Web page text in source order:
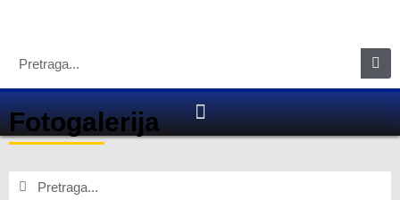
Fotogalerija